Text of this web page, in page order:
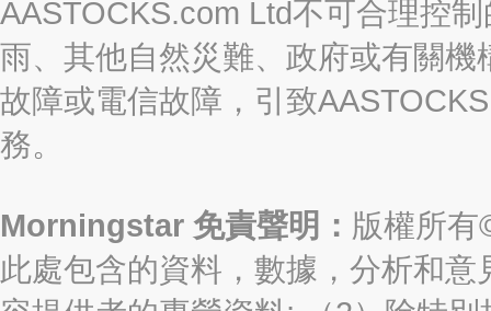
AASTOCKS.com Ltd不可合理控
雨、其他自然災難、政府或有關
故障或電信故障，引致
務。
Morningstar 免責聲明： 版權所有
此處包含的資料，數據，分析和意